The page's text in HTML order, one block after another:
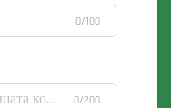
0/100
0/200